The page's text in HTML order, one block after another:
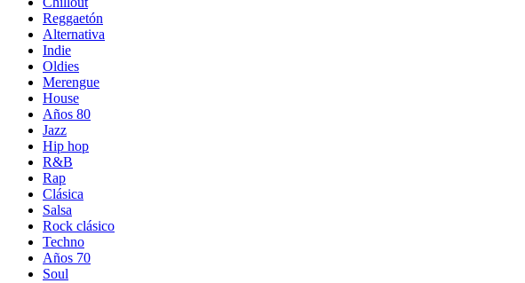
Reggaetón
Alternativa
Indie
Oldies
Merengue
House
Años 80
Jazz
Hip hop
R&B
Rap
Clásica
Salsa
Rock clásico
Techno
Años 70
Soul